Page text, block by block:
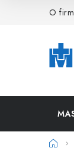
O